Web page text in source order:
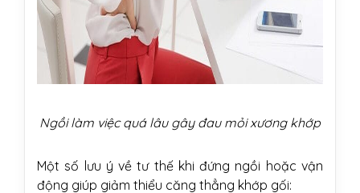
Ngồi làm việc quá lâu gây đau mỏi xương khớp
Một số lưu ý về tư thế khi đứng ngồi hoặc vận
động giúp giảm thiểu căng thẳng khớp gối: